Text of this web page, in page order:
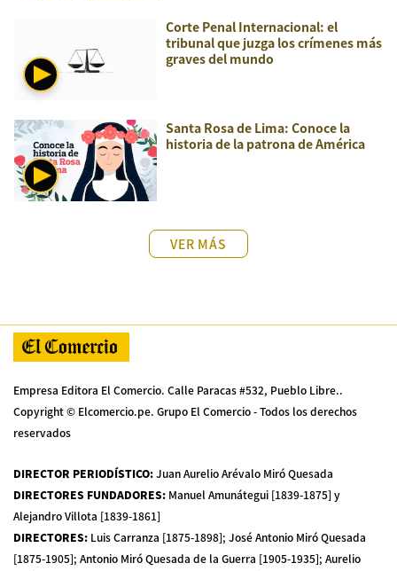
Corte Penal Internacional: el
tribunal que juzga los crímenes más
graves del mundo
Santa Rosa de Lima: Conoce la
historia de la patrona de América
VER MÁS
Empresa Editora El Comercio. Calle Paracas #532, Pueblo Libre..
Copyright © Elcomercio.pe. Grupo El Comercio - Todos los derechos
reservados
DIRECTOR PERIODÍSTICO:Juan Aurelio Arévalo Miró Quesada
DIRECTORES FUNDADORES: Manuel Amunátegui [1839-1875] y
Alejandro Villota [1839-1861]
DIRECTORES: Luis Carranza [1875-1898]; José Antonio Miró Quesada
[1875-1905]; Antonio Miró Quesada de la Guerra [1905-1935]; Aurelio